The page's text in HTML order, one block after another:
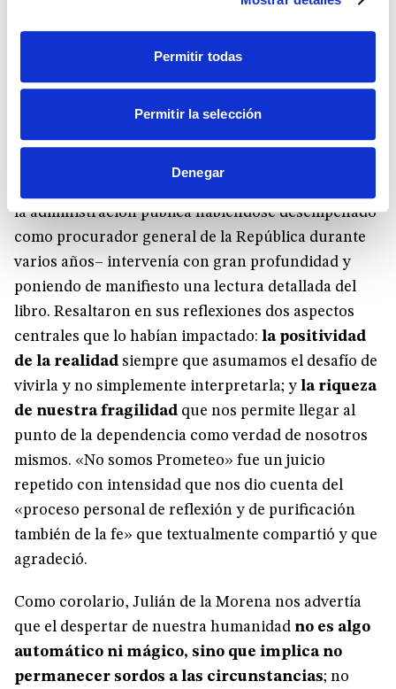
Permitir todas
Permitir la selección
Denegar
fibra más intima».
A medida que el diálogo avanzaba, Roberto Moreno
la administración pública habiéndose desempeñado
como procurador general de la República durante
varios años– intervenía con gran profundidad y
poniendo de manifiesto una lectura detallada del
libro. Resaltaron en sus reflexiones dos aspectos
centrales que lo habían impactado: la positividad
de la realidad siempre que asumamos el desafío de
vivirla y no simplemente interpretarla; y la riqueza
de nuestra fragilidad que nos permite llegar al
punto de la dependencia como verdad de nosotros
mismos. «No somos Prometeo» fue un juicio
repetido con intensidad que nos dio cuenta del
«proceso personal de reflexión y de purificación
también de la fe» que textualmente compartió y que
agradeció.
Como corolario, Julián de la Morena nos advertía
que el despertar de nuestra humanidad no es algo
automático ni mágico, sino que implica no
permanecer sordos a las circunstancias; no